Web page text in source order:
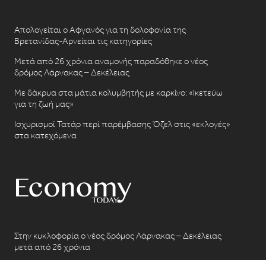
Απολογείται ο Αφγανός για τη δολοφονία της
Βρετανίδας-Αρνείται τις κατηγορίες
Μετά από 26 χρόνια αναμονής παραδόθηκε ο νέος
δρόμος Λάρνακας – Δεκέλειας
Με δάκρυα στα μάτια κολυμβητής με καρκίνο: «Ικετεύω
για τη ζωή μας»
Ισχυρισμοί Τατάρ περί παρέμβασης Όζελ στις «εκλογές»
στα κατεχόμενα
Στην κυκλοφορία ο νέος δρόμος Λάρνακας – Δεκέλειας
μετά από 26 χρόνια